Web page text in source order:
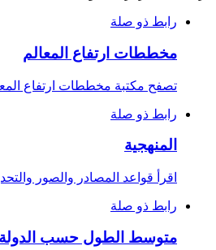
رابط ذو صلة
مخططات ارتفاع المعالم
تصفح مكتبة مخططات ارتفاع
رابط ذو صلة
المنهجية
اقرأ قواعد المصادر والصور
رابط ذو صلة
متوسط الطول حسب الدولة